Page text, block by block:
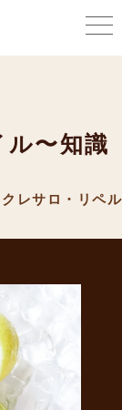
ル〜知識
レサロ・リペル